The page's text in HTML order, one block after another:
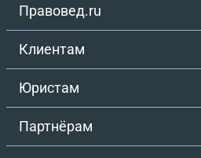
Правовед.ru
Клиентам
Юристам
Партнёрам